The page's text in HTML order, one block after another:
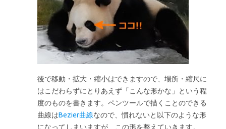
後で移動・拡大・縮小はできますので、場所・縮尺に
はこだわらずにとりあえず「こんな形かな」という程
度のものを書きます。ペンツールで描くことのできる
曲線はBezier曲線なので、慣れないと以下のような形
になってしまいますが、この形を整えていきます。